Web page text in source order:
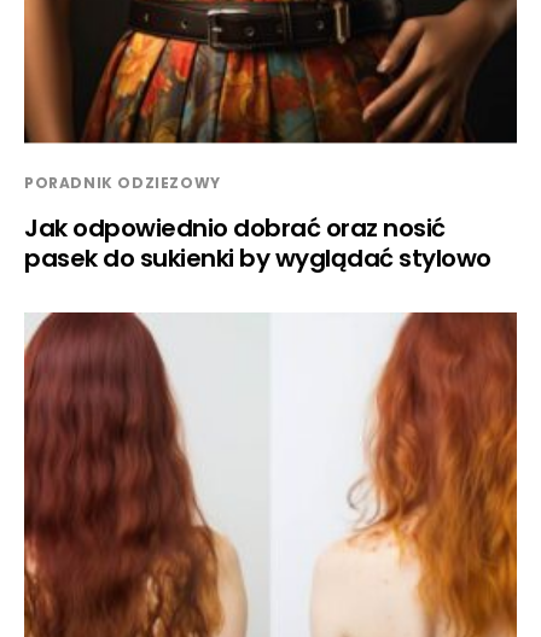
PORADNIK ODZIEZOWY
Jak odpowiednio dobrać oraz nosić
pasek do sukienki by wyglądać stylowo